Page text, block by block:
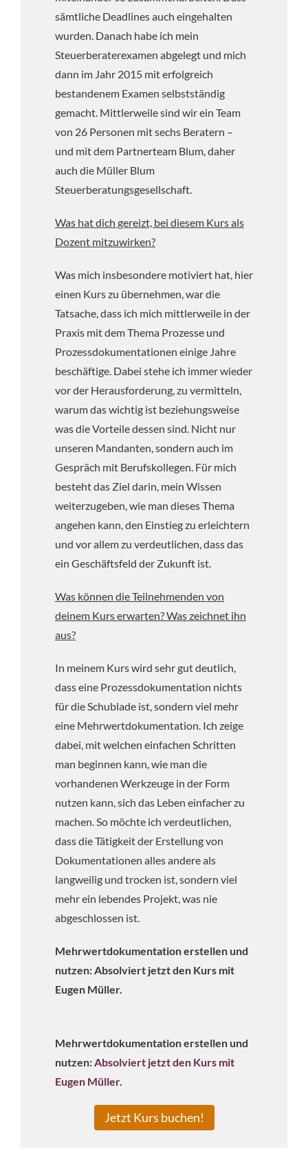
sämtliche Deadlines auch eingehalten
wurden. Danach habe ich mein
Steuerberaterexamen abgelegt und mich
dann im Jahr 2015 mit erfolgreich
bestandenem Examen selbstständig
gemacht. Mittlerweile sind wir ein Team
von 26 Personen mit sechs Beratern –
und mit dem Partnerteam Blum, daher
auch die Müller Blum
Steuerberatungsgesellschaft.
Was hat dich gereizt, bei diesem Kurs als
Dozent mitzuwirken?
Was mich insbesondere motiviert hat, hier
einen Kurs zu übernehmen, war die
Tatsache, dass ich mich mittlerweile in der
Praxis mit dem Thema Prozesse und
Prozessdokumentationen einige Jahre
beschäftige. Dabei stehe ich immer wieder
vor der Herausforderung, zu vermitteln,
warum das wichtig ist beziehungsweise
was die Vorteile dessen sind. Nicht nur
unseren Mandanten, sondern auch im
Gespräch mit Berufskollegen. Für mich
besteht das Ziel darin, mein Wissen
weiterzugeben, wie man dieses Thema
angehen kann, den Einstieg zu erleichtern
und vor allem zu verdeutlichen, dass das
ein Geschäftsfeld der Zukunft ist.
Was können die Teilnehmenden von
deinem Kurs erwarten? Was zeichnet ihn
aus?
In meinem Kurs wird sehr gut deutlich,
dass eine Prozessdokumentation nichts
für die Schublade ist, sondern viel mehr
eine Mehrwertdokumentation. Ich zeige
dabei, mit welchen einfachen Schritten
man beginnen kann, wie man die
vorhandenen Werkzeuge in der Form
nutzen kann, sich das Leben einfacher zu
machen. So möchte ich verdeutlichen,
dass die Tätigkeit der Erstellung von
Dokumentationen alles andere als
langweilig und trocken ist, sondern viel
mehr ein lebendes Projekt, was nie
abgeschlossen ist.
Mehrwertdokumentation erstellen und
nutzen: Absolviert jetzt den Kurs mit
Eugen Müller.
Mehrwertdokumentation erstellen und
nutzen:Absolviert jetzt den Kurs mit
Eugen Müller.
Jetzt Kurs buchen!